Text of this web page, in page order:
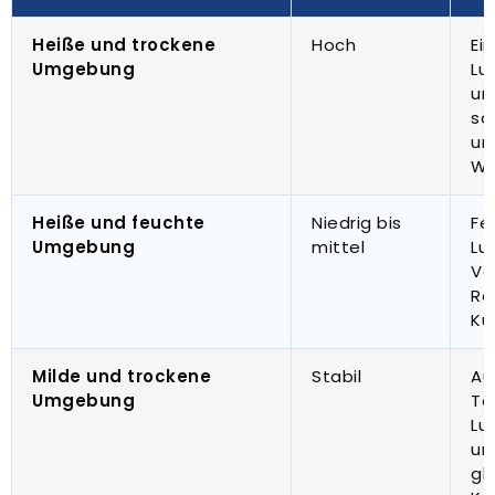
Heiße und trockene
Umgebung
Hoch
Heiße und feuchte
Umgebung
Niedrig bis
mittel
Milde und trockene
Umgebung
Stabil